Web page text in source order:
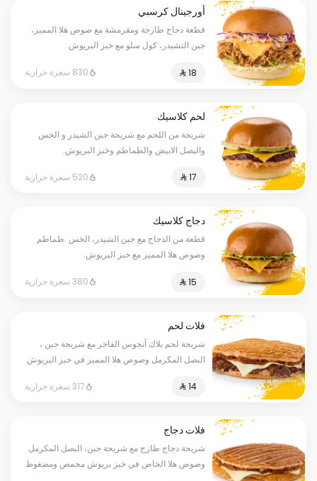
أورجينال كرسبي
قطعة دجاج طازجة ومقرمشة مع صوص هلا المميز،
جبن التشيدر، كول سلو مع خبز البريوش.
830 سعرة حرارية
لحم كلاسيك
شريحة من اللحم مع شريحة جبن الشيدر و الخس
والبصل الابيض والطماطم وخبز البريوش.
520 سعرة حرارية
دجاج كلاسيك
قطعة من الدجاج مع جبن الشيدر، الخس .طماطم
وصوص هلا المميز مع خبز البريوش.
380 سعرة حرارية
فلات لحم
شريحة لحم بلاك آنجوس الفاخر مع شريحة جبن ،
البصل المكرمل وصوص هلا المميز في خبز البريوش
⁨⁦‪‬ 14⁩
317 سعرة حرارية
فلات دجاج
شريحة دجاج طازج مع شريحة جبن، البصل المكرمل
وصوص هلا الخاص في خبز بريوش محمص ومضغوط